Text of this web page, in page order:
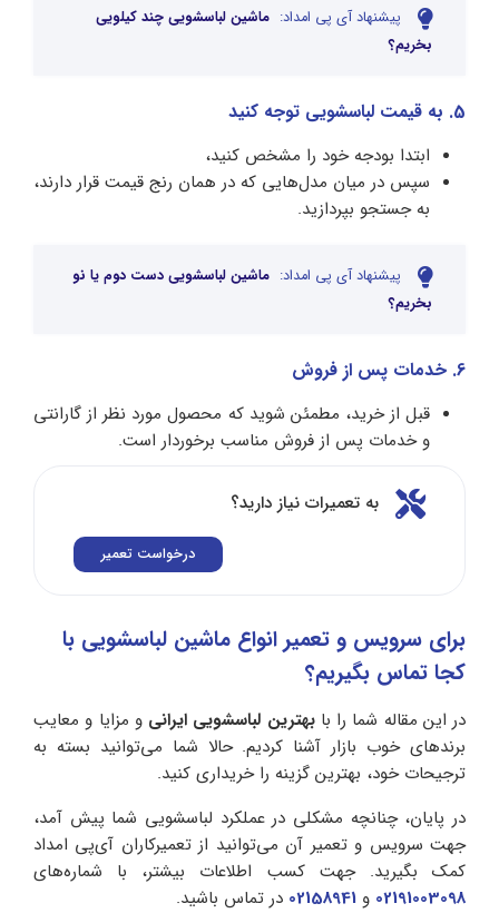
پیشنهاد آی پی امداد: ماشین لباسشویی چند کیلویی
بخریم؟
5. به قیمت لباسشویی توجه کنید
ابتدا بودجه خود را مشخص کنید،
سپس در میان مدل‌هایی که در همان رنج قیمت قرار دارند،
به جستجو بپردازید.
پیشنهاد آی پی امداد: ماشین لباسشویی دست دوم یا نو
بخریم؟
6. خدمات پس از فروش
قبل از خرید، مطمئن شوید که محصول مورد نظر از گارانتی
و خدمات پس از فروش مناسب برخوردار است.
به تعمیرات نیاز دارید؟
درخواست تعمیر
برای سرویس و تعمیر انواع ماشین لباسشویی با
کجا تماس بگیریم؟
در این مقاله شما را بابهترین لباسشویی ایرانی و مزایا و معایب
برندهای خوب بازار آشنا کردیم. حالا شما می‌توانید بسته به
ترجیحات خود، بهترین گزینه را خریداری کنید.
در پایان، چنانچه مشکلی در عملکرد لباسشویی شما پیش آمد،
جهت سرویس و تعمیر آن می‌توانید از تعمیرکاران آی‌پی امداد
کمک بگیرید. جهت کسب اطلاعات بیشتر، با شماره‌های
02191003098 و 02158941 در تماس باشید.